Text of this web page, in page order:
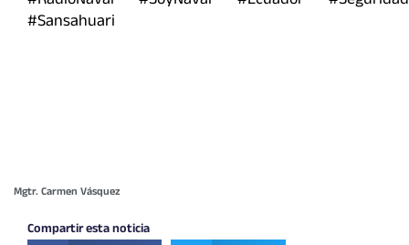
#Sansahuari
Mgtr. Carmen Vásquez
Compartir esta noticia